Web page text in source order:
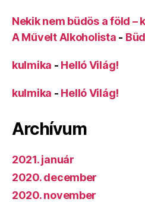
Nekik nem büdös a föld
A Művelt Alkoholista -
kulmika - Helló Világ!
kulmika - Helló Világ!
Archívum
2021. január
2020. december
2020. november